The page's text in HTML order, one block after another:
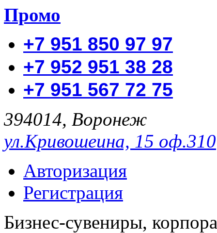
Промо
+7 951 850 97 97
+7 952 951 38 28
+7 951 567 72 75
394014, Воронеж
ул.Кривошеина, 15 оф.310
Авторизация
Регистрация
Бизнес-сувениры,